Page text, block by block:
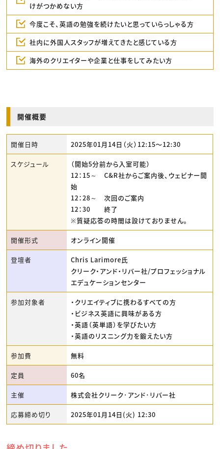
けがつかめない方
今度こそ、英語の勉強を続けたいと思っていらっしゃる方
社内に外国人スタッフが増えてきたと感じている方
海外のクリエイターや企業と仕事をしてみたい方
開催概要
開催日時 2025年01月14日（火）12:15〜12:30
スケジュール
（開始5分前から入室可能）
12：15～ C&R社からご案内後、ウェビナー開
始
12：28～ 次回のご案内
12：30 終了
※質疑応答の時間は設けておりません。
開催形式 オンライン開催
登壇者
Chris Larimore氏
クリーク・アンド・リバー社/プロフェッショナル
エデュケーションセンター
参加対象者
・クリエイティブに携わるすべての方
・ビジネス英語に興味がある方
・英語（英単語）を学びたい方
・英語のリスニング力を鍛えたい方
参加費 無料
定員 60名
主催 株式会社クリーク･アンド･リバー社
応募締め切り 2025年01月14日(火) 12:30